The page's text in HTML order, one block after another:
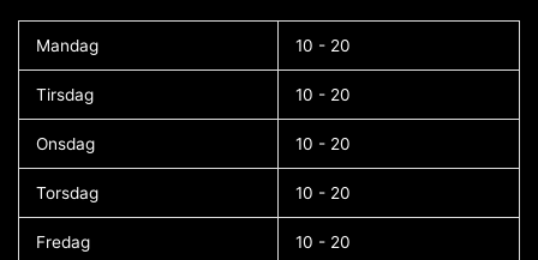
Mandag 10 - 20
Tirsdag 10 - 20
Onsdag 10 - 20
Torsdag 10 - 20
Fredag 10 - 20